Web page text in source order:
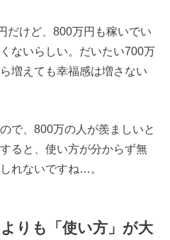
だけど、800万円も稼いでい
ないらしい。だいたい700万
増えても幸福感は増さない
で、800万の人が羨ましいと
ると、使い方が分からず無
れないですね…。
りも「使い方」が大